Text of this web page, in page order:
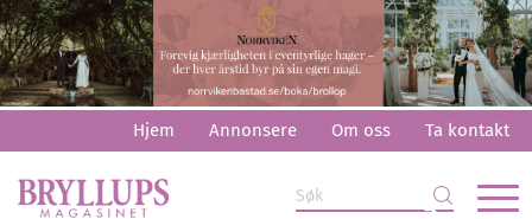
Hjem Annonsere Om oss Ta kontakt